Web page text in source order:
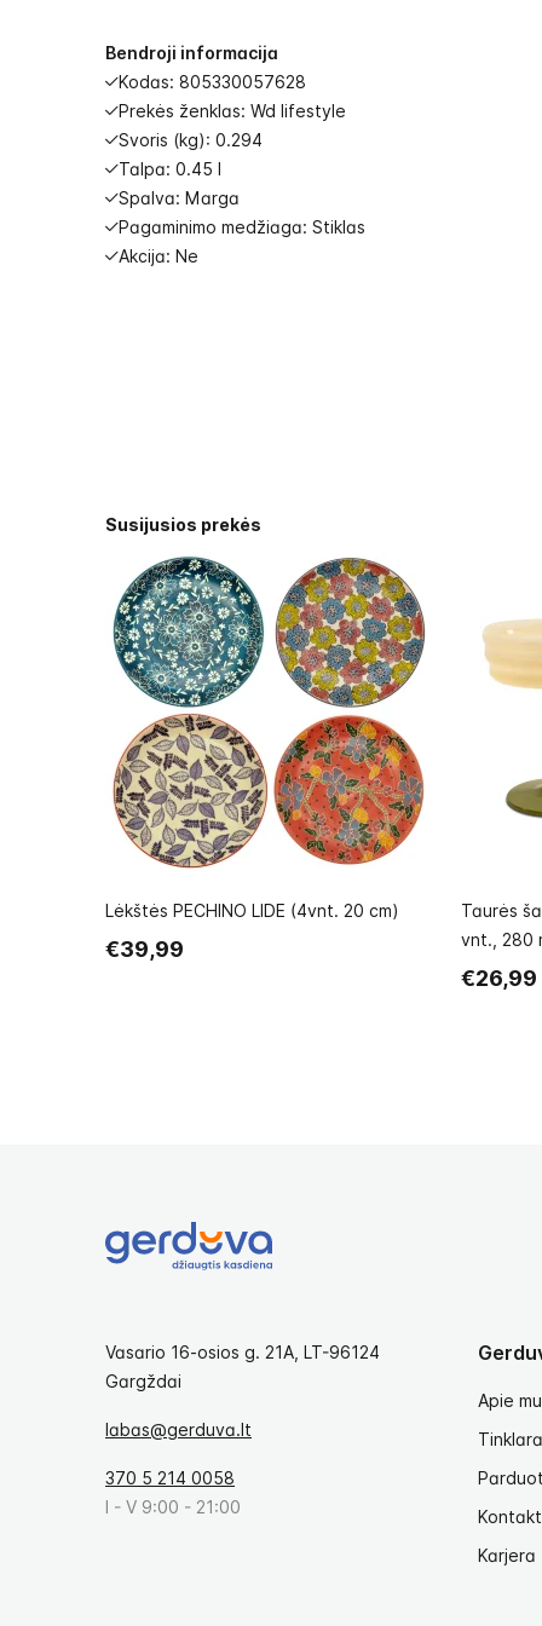
Bendroji informacija
Kodas: 805330057628
Prekės ženklas: Wd lifestyle
Svoris (kg): 0.294
Talpa: 0.45 l
Spalva: Marga
Pagaminimo medžiaga: Stiklas
Akcija: Ne
Susijusios prekės
Lėkštės PECHINO LIDE (4vnt. 20 cm)
€39,99
Taurės
vnt., 280
€26,99
Vasario 16-osios g. 21A, LT-96124
Gargždai
labas@gerduva.lt
370 5 214 0058
I - V 9:00 - 21:00
Apie
Karjera